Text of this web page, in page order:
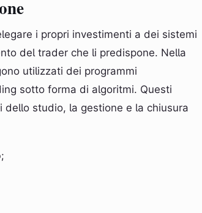
i propri investimenti a dei sistemi
del trader che li predispone. Nella
utilizzati dei programmi
sotto forma di algoritmi. Questi
studio, la gestione e la chiusura